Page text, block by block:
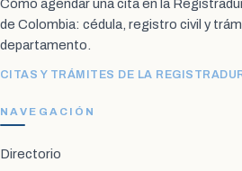
Cómo agendar una cita en la
de Colombia: cédula, registro civil y
departamento.
CITAS Y TRÁMITES DE LA
NAVEGACIÓN
Directorio